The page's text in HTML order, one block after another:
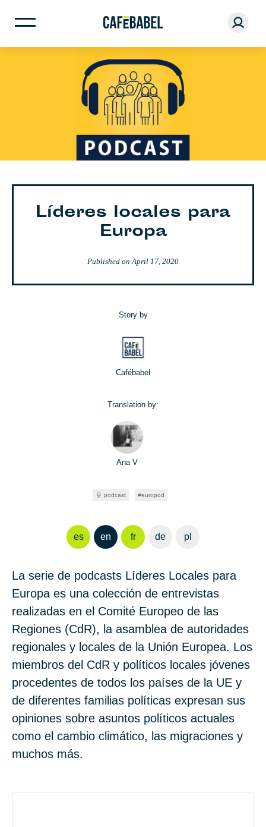
Líderes locales para
Europa
Published on April 17, 2020
Story by
Cafébabel
Translation by:
Ana V
podcast europod
es en fr de pl
La serie de podcasts Líderes Locales para
Europa es una colección de entrevistas
realizadas en el Comité Europeo de las
Regiones (CdR), la asamblea de autoridades
regionales y locales de la Unión Europea. Los
miembros del CdR y políticos locales jóvenes
procedentes de todos los países de la UE y
de diferentes familias políticas expresan sus
opiniones sobre asuntos políticos actuales
como el cambio climático, las migraciones y
muchos más.